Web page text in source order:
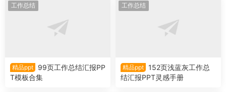
工作总结
精品ppt
99页工作总结汇报PP
T模板合集
工作总结
精品ppt
152页浅蓝灰工作总
结汇报PPT灵感手册